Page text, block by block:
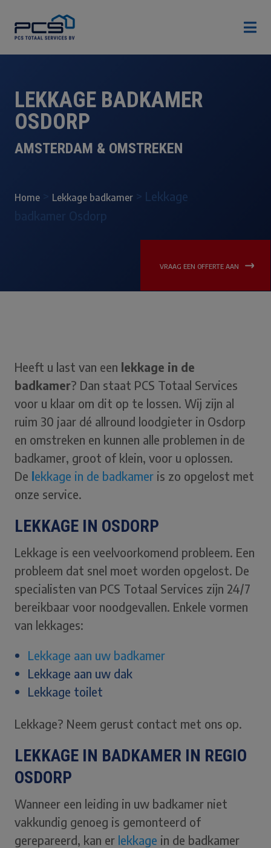

LEKKAGE BADKAMER
OSDORP
AMSTERDAM & OMSTREKEN
Home Lekkage badkamer > Lekkage
badkamer Osdorp
VRAAG EEN OFFERTE AAN
Heeft u last van een lekkage in de
badkamer? Dan staat PCS Totaal Services
voor u klaar om dit op te lossen. Wij zijn al
ruim 30 jaar dé allround loodgieter in Osdorp
en omstreken en kunnen alle problemen in de
badkamer, groot of klein, voor u oplossen.
De lekkage in de badkamer is zo opgelost met
onze service.
LEKKAGE IN OSDORP
Lekkage is een veelvoorkomend probleem. Een
probleem dat snel moet worden opgelost. De
specialisten van PCS Totaal Services zijn 24/7
bereikbaar voor noodgevallen. Enkele vormen
van lekkages:
Lekkage aan uw badkamer
Lekkage aan uw dak
Lekkage toilet
Lekkage? Neem gerust contact met ons op.
LEKKAGE IN BADKAMER IN REGIO
OSDORP
Wanneer een leiding in uw badkamer niet
vakkundig genoeg is gemonteerd of
gerepareerd, kan er lekkage in de badkamer